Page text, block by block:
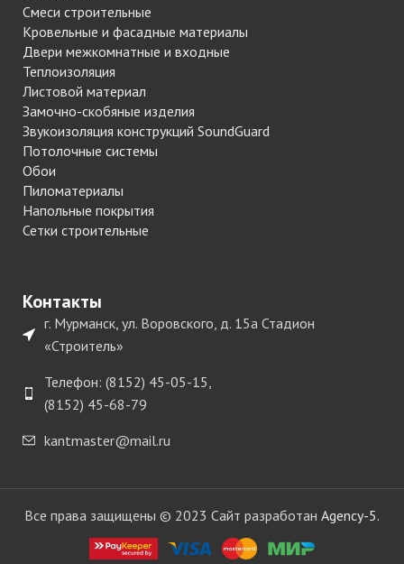
Смеси строительные
Кровельные и фасадные материалы
Двери межкомнатные и входные
Теплоизоляция
Листовой материал
Замочно-скобяные изделия
Звукоизоляция конструкций SoundGuard
Потолочные системы
Обои
Пиломатериалы
Напольные покрытия
Сетки строительные
Контакты
г. Мурманск, ул. Воровского, д. 15а Стадион
«Строитель»
Телефон: (8152) 45-05-15,
(8152) 45-68-79
kantmaster@mail.ru
Все права защищены © 2023 Сайт разработан Agency-5.